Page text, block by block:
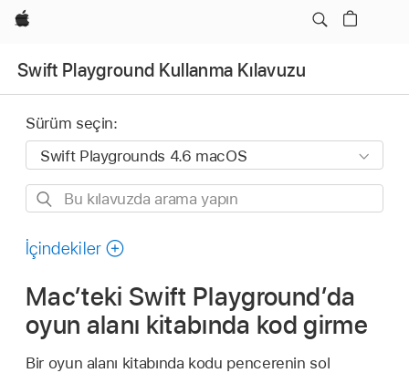
wzlhp
Swift Playground Kullanma Kılavuzu
Sürüm seçin:
Bu
arama
İçindekiler
Mac’teki Swift Playground’da
oyun alanı kitabında kod girme
Bir oyun alanı kitabında kodu pencerenin sol